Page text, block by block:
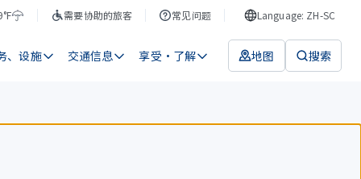
需要协助的旅客 常见问题 Language: ZH-SC
、设施 交通信息 享受・了解 地图 搜索